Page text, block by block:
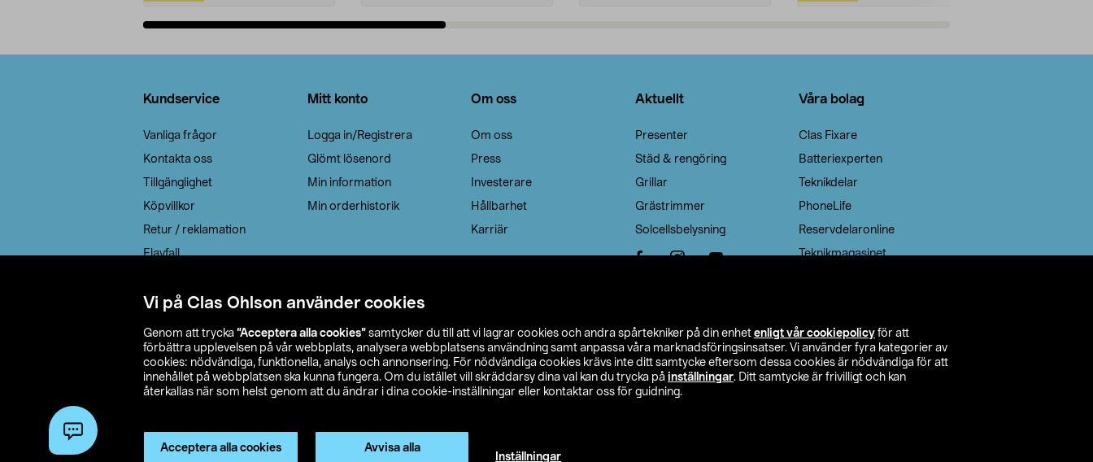
Vi på Clas Ohlson använder cookies
Genom att trycka ”Acceptera alla cookies” samtycker du till att vi lagrar cookies och andra spårtekniker på din enhet enligt vår cookiepolicy för att
förbättra upplevelsen på vår webbplats, analysera webbplatsens användning samt anpassa våra marknadsföringsinsatser. Vi använder fyra kategorier av
cookies: nödvändiga, funktionella, analys och annonsering. För nödvändiga cookies krävs inte ditt samtycke eftersom dessa cookies är nödvändiga för att
innehållet på webbplatsen ska kunna fungera. Om du istället vill skräddarsy dina val kan du trycka på inställningar. Ditt samtycke är frivilligt och kan
återkallas när som helst genom att du ändrar i dina cookie-inställningar eller kontaktar oss för guidning.
Acceptera alla cookies Avvisa alla
Inställningar
Kundservice
Vanliga frågor
Kontakta oss
Tillgänglighet
Köpvillkor
Retur / reklamation
Elavfall
Leveransalternativ
Mitt konto
Logga in/Registrera
Glömt lösenord
Min information
Min orderhistorik
Om oss
Om oss
Press
Investerare
Hållbarhet
Karriär
Aktuellt
Presenter
Städ & rengöring
Grillar
Grästrimmer
Solcellsbelysning
Våra bolag
Clas Fixare
Batteriexperten
Teknikdelar
PhoneLife
Reservdelaronline
Teknikmagasinet